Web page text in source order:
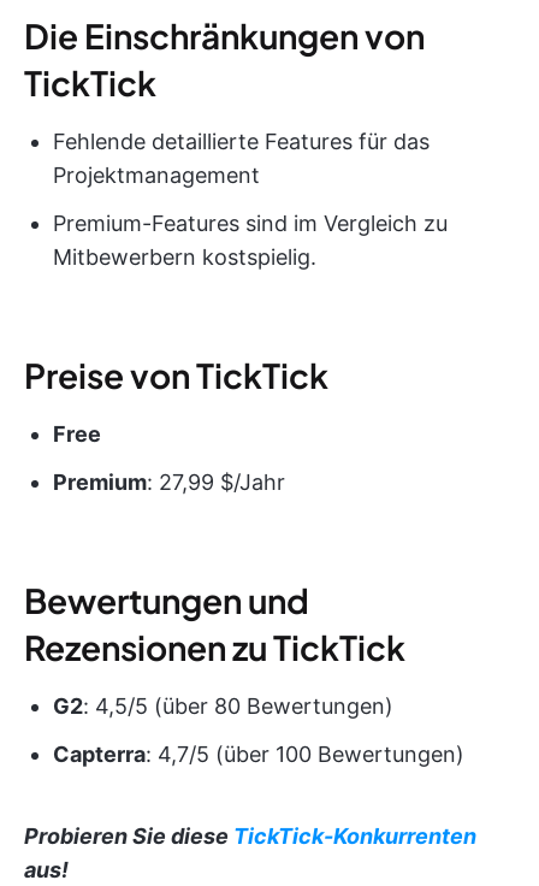
Die Einschränkungen von
TickTick
Fehlende detaillierte Features für das
Projektmanagement
Premium-Features sind im Vergleich zu
Mitbewerbern kostspielig.
Preise von TickTick
Free
Premium: 27,99 $/Jahr
Bewertungen und
Rezensionen zu TickTick
G2: 4,5/5 (über 80 Bewertungen)
Capterra: 4,7/5 (über 100 Bewertungen)
Probieren Sie diese TickTick-Konkurrenten
aus!